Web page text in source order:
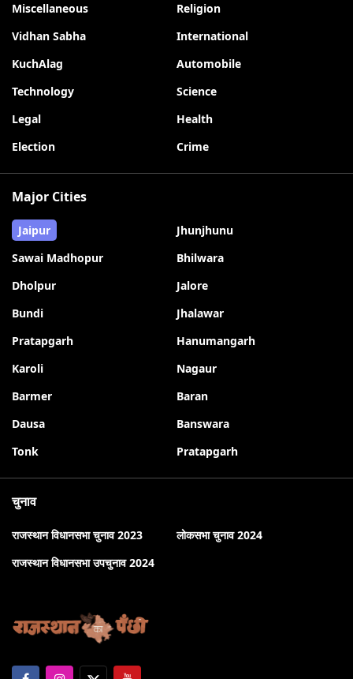
Miscellaneous
Religion
Vidhan Sabha
International
KuchAlag
Automobile
Technology
Science
Legal
Health
Election
Crime
Major Cities
Jaipur
Jhunjhunu
Sawai Madhopur
Bhilwara
Dholpur
Jalore
Bundi
Jhalawar
Pratapgarh
Hanumangarh
Karoli
Nagaur
Barmer
Baran
Dausa
Banswara
Tonk
Pratapgarh
चुनाव
राजस्थान विधानसभा चुनाव 2023
लोकसभा चुनाव 2024
राजस्थान विधानसभा उपचुनाव 2024